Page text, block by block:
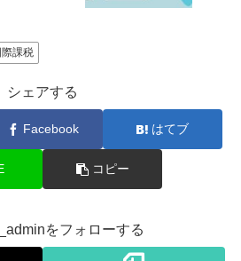
際課税
シェアする
Facebook はてブ
コピー
をフォローする